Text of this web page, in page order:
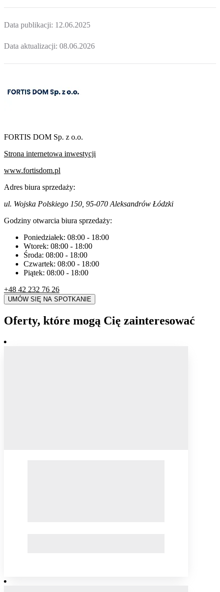
Data publikacji: 12.06.2025
Data aktualizacji: 08.06.2026
FORTIS DOM Sp. z o.o.
Strona internetowa inwestycji
www.fortisdom.pl
Adres biura sprzedaży:
ul. Wojska Polskiego 150, 95-070 Aleksandrów Łódzki
Godziny otwarcia biura sprzedaży:
Poniedziałek: 08:00 - 18:00
Wtorek: 08:00 - 18:00
Środa: 08:00 - 18:00
Czwartek: 08:00 - 18:00
Piątek: 08:00 - 18:00
+48 42 232 76 26
UMÓW SIĘ NA SPOTKANIE
Oferty, które mogą Cię zainteresować